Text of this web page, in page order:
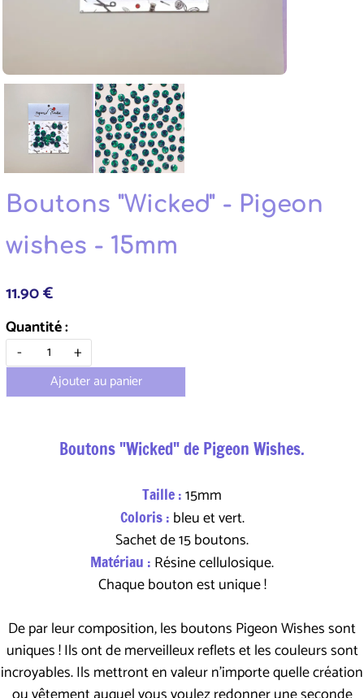
Boutons "Wicked" - Pigeon
wishes - 15mm
11.90 €
Quantité :
-
+
Ajouter au panier
Boutons "Wicked" de Pigeon Wishes.
Taille :15mm
Coloris : bleu et vert.
Sachet de 15 boutons.
Matériau : Résine cellulosique.
Chaque bouton est unique !
De par leur composition, les boutons Pigeon Wishes sont
uniques ! Ils ont de merveilleux reflets et les couleurs sont
incroyables. Ils mettront en valeur n'importe quelle création